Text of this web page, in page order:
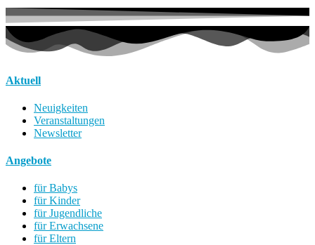
Aktuell
Neuigkeiten
Veranstaltungen
Newsletter
Angebote
für Babys
für Kinder
für Jugendliche
für Erwachsene
für Eltern